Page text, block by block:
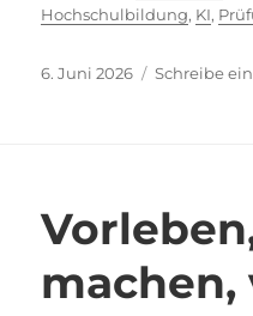
Hochschulbildung, KI,
Veröffentlicht
6. Juni 2026 Schreibe
machen,